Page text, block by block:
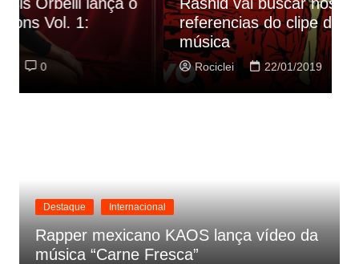
referencias do clipe de sua nova
música
Rociclei 22/01/2019 0
Destaque Internacional
Rapper mexicano KAOS lança vídeo da
música “Carne Fresca”